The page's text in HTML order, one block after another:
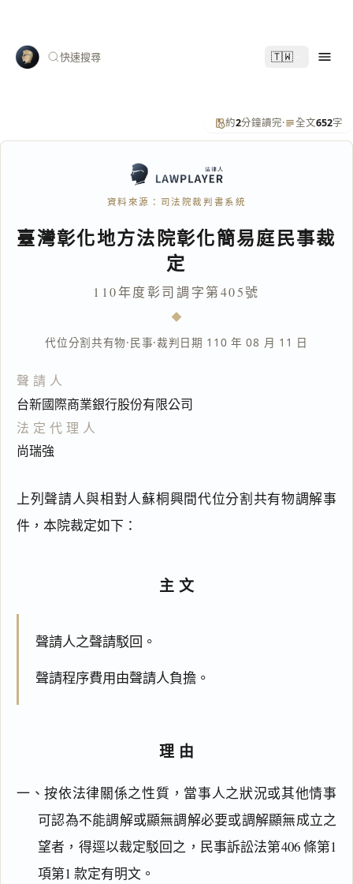
快速搜尋 🇹🇼
約2分鐘讀完· 全文652字
資料來源：司法院裁判書系統
臺灣彰化地方法院彰化簡易庭民事裁
定
110年度彰司調字第405號
代位分割共有物·民事·裁判日期 110 年 08 月 11 日
聲請人
台新國際商業銀行股份有限公司
法定代理人
尚瑞強
上列聲請人與相對人蘇桐興間代位分割共有物調解事
件，本院裁定如下：
主文
聲請人之聲請駁回。
聲請程序費用由聲請人負擔。
理由
一、按依法律關係之性質，當事人之狀況或其他情事
可認為不能調解或顯無調解必要或調解顯無成立之
望者，得逕以裁定駁回之，民事訴訟法第406 條第1
項第1 款定有明文。